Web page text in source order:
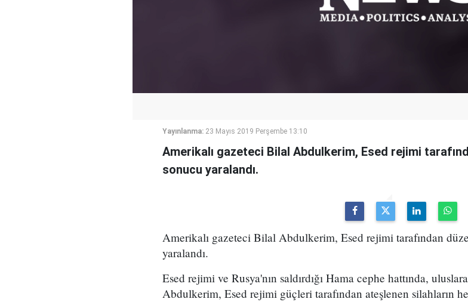
Yayınlanma: 23 Mayıs 2019 Perşembe 13:10
Amerikalı gazeteci Bilal Abdulkerim, Esed rejimi
sonucu yaralandı.
Amerikalı gazeteci Bilal Abdulkerim, Esed rejimi tarafından
yaralandı.
Esed rejimi ve Rusya'nın saldırdığı Hama cephe hattında,
Abdulkerim, Esed rejimi güçleri tarafından ateşlenen silahların